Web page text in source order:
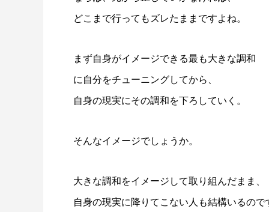
どこまで行ってもズレたままですよね。
まず自身がイメージできる最も大きな調和
に自分をチューニングしてから、
自身の現実にその調和を下ろしていく。
そんなイメージでしょうか。
大きな調和をイメージして取り組んだまま、
自身の現実に降りてこない人も結構いるので